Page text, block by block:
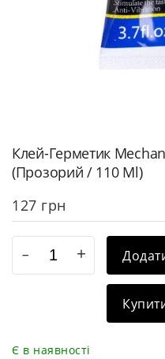
Клей-Герметик
(прозорий / 110 Ml)
127 грн
Є в наявності